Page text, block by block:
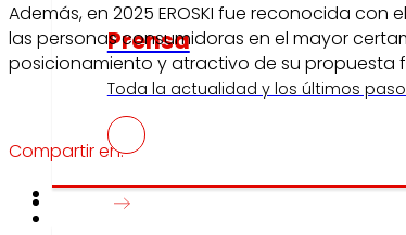
Prensa
Toda la actualidad y los últimos
Innovación
Además, en 2025 EROSKI fue reconocida
las personas consumidoras en el mayor
posicionamiento y atractivo de su propuesta
Compartir en: